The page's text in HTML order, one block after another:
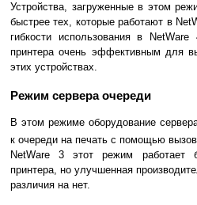
Устройства, загруженные в этом
быстрее тех, которые работают в
гибкости использования в
принтера очень эффективным для
этих устройствах.
Режим сервера очереди
В этом режиме оборудование
к очереди на печать с помощью
NetWare 3 этот режим работает
принтера, но улучшенная
различия на нет.